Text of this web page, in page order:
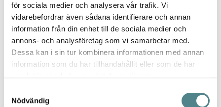
för sociala medier och analysera vår trafik. Vi
vidarebefordrar även sådana identifierare och annan
information från din enhet till de sociala medier och
annons- och analysföretag som vi samarbetar med.
Dessa kan i sin tur kombinera informationen med annan
information som du har tillhandahållit eller som de har
Nödvändig
Skön sko
Betyg *
100%
En väldigt skön sandalett. Sitter bra på min något breda fot, bekväm
att gå i och dansa i trots att jag inte normalt bär högklackat.
Rekommenderas